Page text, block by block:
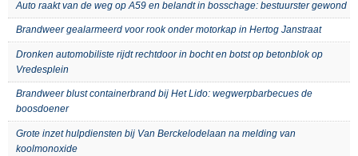
Auto raakt van de weg op A59 en belandt in bosschage: bestuurster gewond
Brandweer gealarmeerd voor rook onder motorkap in Hertog Janstraat
Dronken automobiliste rijdt rechtdoor in bocht en botst op betonblok op
Vredesplein
Brandweer blust containerbrand bij Het Lido: wegwerpbarbecues de
boosdoener
Grote inzet hulpdiensten bij Van Berckelodelaan na melding van
koolmonoxide